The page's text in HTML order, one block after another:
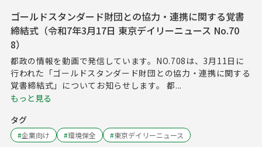
ゴールドスタンダード財団との協力・連携に関する覚書
締結式（令和7年3月17日 東京デイリーニュース No.70
8）
都政の情報を動画で発信しています。NO.708は、3月11日に
行われた「ゴールドスタンダード財団との協力・連携に関する
覚書締結式」についてお知らせします。 都...
もっと見る
タグ
#企業向け #環境保全 #東京デイリーニュース